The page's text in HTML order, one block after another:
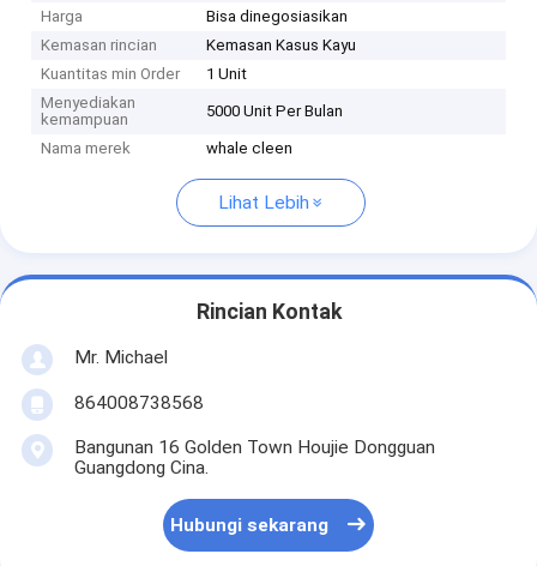
Harga
Bisa dinegosiasikan
Kemasan rincian
Kemasan Kasus Kayu
Kuantitas min Order
1 Unit
Menyediakan
kemampuan
5000 Unit Per Bulan
Nama merek whale cleen
Lihat Lebih
Rincian Kontak
Mr. Michael
864008738568
Bangunan 16 Golden Town Houjie Dongguan
Guangdong Cina.
Hubungi sekarang